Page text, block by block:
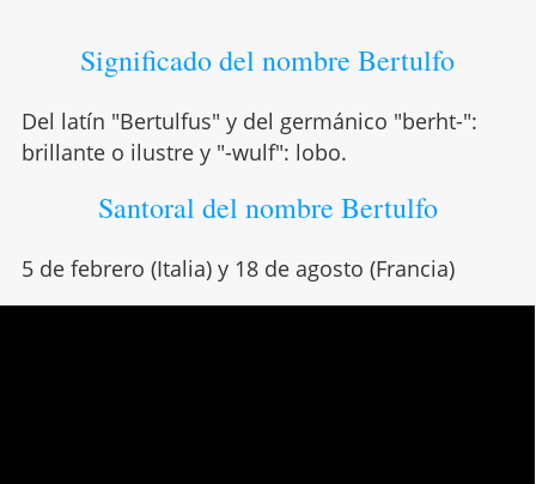
Significado del nombre Bertulfo
Del latín "Bertulfus" y del germánico "berht-":
brillante o ilustre y "-wulf": lobo.
Santoral del nombre Bertulfo
5 de febrero (Italia) y 18 de agosto (Francia)